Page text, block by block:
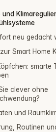
und
neu gedacht
Smart Home
smarte
clever ohne
und
Routinen